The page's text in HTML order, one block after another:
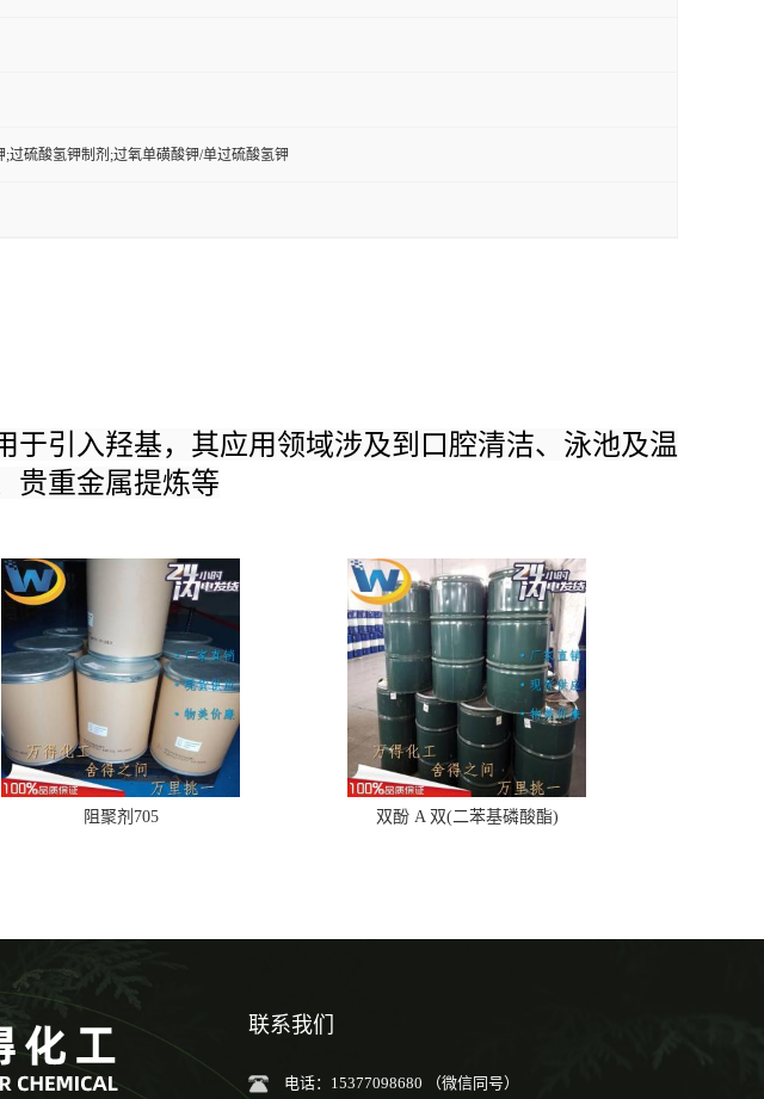
硫酸氢钾制剂;过氧单磺酸钾/单过硫酸氢钾
引入羟基，其应用领域涉及到口腔清洁、泳池及温
贵重金属提炼等
阻聚剂705 双酚 A 双(二苯基磷酸酯)
联系我们
电话：15377098680 （微信同号）